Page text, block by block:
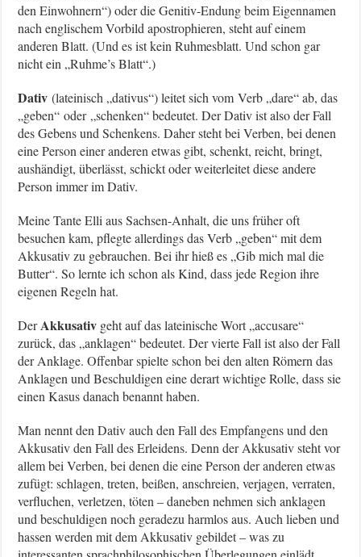
den Einwohnern“) oder die Genitiv-Endung beim Eigennamen
nach englischem Vorbild apostrophieren, steht auf einem
anderen Blatt. (Und es ist kein Ruhmesblatt. Und schon gar
nicht ein „Ruhme’s Blatt“.)
Dativ (lateinisch „dativus“) leitet sich vom Verb „dare“ ab, das
„geben“ oder „schenken“ bedeutet. Der Dativ ist also der Fall
des Gebens und Schenkens. Daher steht bei Verben, bei denen
eine Person einer anderen etwas gibt, schenkt, reicht, bringt,
aushändigt, überlässt, schickt oder weiterleitet diese andere
Person immer im Dativ.
Meine Tante Elli aus Sachsen-Anhalt, die uns früher oft
besuchen kam, pflegte allerdings das Verb „geben“ mit dem
Akkusativ zu gebrauchen. Bei ihr hieß es „Gib mich mal die
Butter“. So lernte ich schon als Kind, dass jede Region ihre
eigenen Regeln hat.
DerAkkusativ geht auf das lateinische Wort „accusare“
zurück, das „anklagen“ bedeutet. Der vierte Fall ist also der Fall
der Anklage. Offenbar spielte schon bei den alten Römern das
Anklagen und Beschuldigen eine derart wichtige Rolle, dass sie
einen Kasus danach benannt haben.
Man nennt den Dativ auch den Fall des Empfangens und den
Akkusativ den Fall des Erleidens. Denn der Akkusativ steht vor
allem bei Verben, bei denen die eine Person der anderen etwas
zufügt: schlagen, treten, beißen, anschreien, verjagen, verraten,
verfluchen, verletzen, töten – daneben nehmen sich anklagen
und beschuldigen noch geradezu harmlos aus. Auch lieben und
hassen werden mit dem Akkusativ gebildet – was zu